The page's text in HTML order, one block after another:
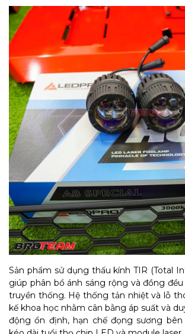
Sản phẩm sử dụng thấu kính TIR (Total
giúp phân bổ ánh sáng rộng và đồng
truyền thống. Hệ thống tản nhiệt và lỗ
kế khoa học nhằm cân bằng áp suất và
động ổn định, hạn chế đọng sương